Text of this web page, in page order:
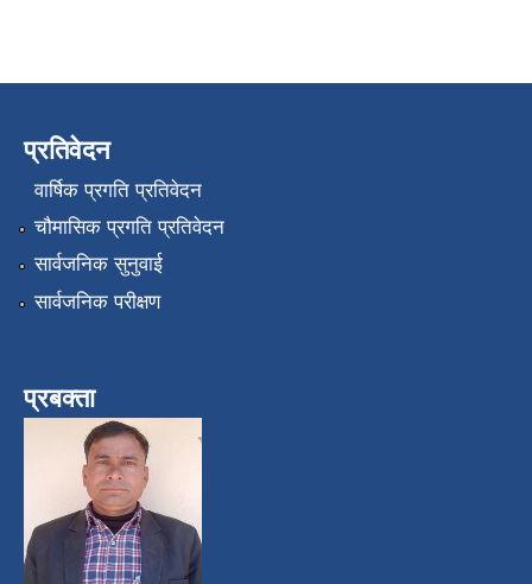
प्रतिवेदन
वार्षिक प्रगति प्रतिवेदन
चौमासिक प्रगति प्रतिवेदन
सार्वजनिक सुनुवाई
सार्वजनिक परीक्षण
प्रबक्ता